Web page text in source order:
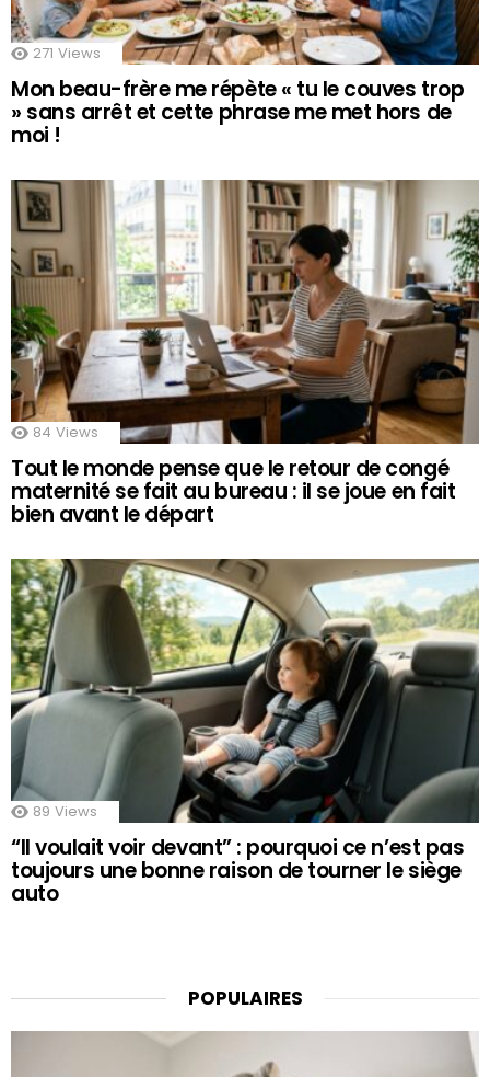
271 Views
Mon beau-frère me répète « tu le couves trop
» sans arrêt et cette phrase me met hors de
moi !
84 Views
Tout le monde pense que le retour de congé
maternité se fait au bureau : il se joue en fait
bien avant le départ
89 Views
“Il voulait voir devant” : pourquoi ce n’est pas
toujours une bonne raison de tourner le siège
auto
POPULAIRES